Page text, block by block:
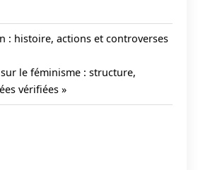
: histoire, actions et controverses
le féminisme : structure,
vérifiées